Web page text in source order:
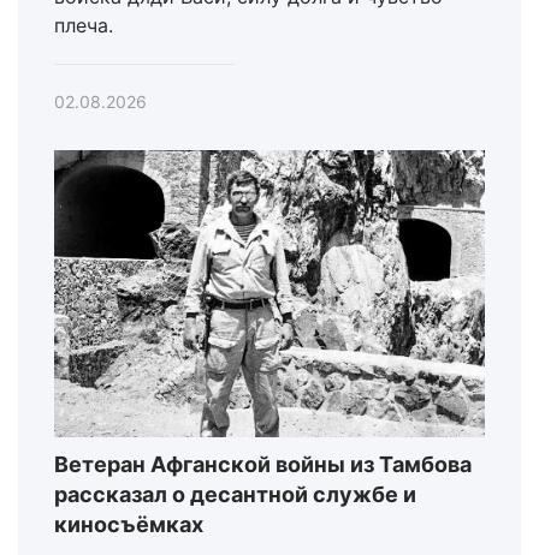
плеча.
02.08.2026
Ветеран Афганской войны из Тамбова
рассказал о десантной службе и
киносъёмках